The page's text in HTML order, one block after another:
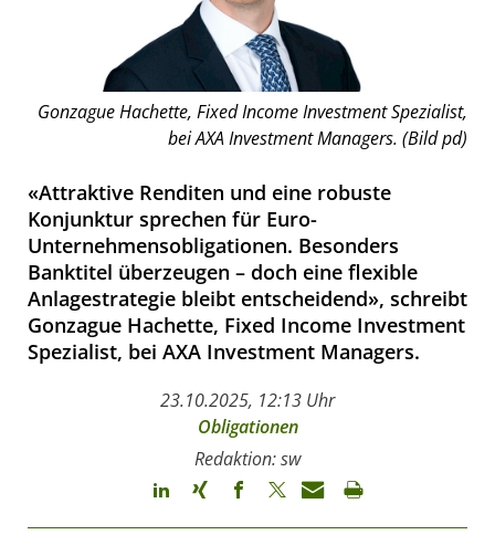
Gonzague Hachette, Fixed Income Investment Spezialist,
bei AXA Investment Managers. (Bild pd)
«Attraktive Renditen und eine robuste
Konjunktur sprechen für Euro-
Unternehmensobligationen. Besonders
Banktitel überzeugen – doch eine flexible
Anlagestrategie bleibt entscheidend», schreibt
Gonzague Hachette, Fixed Income Investment
Spezialist, bei AXA Investment Managers.
23.10.2025, 12:13 Uhr
Obligationen
Redaktion: sw